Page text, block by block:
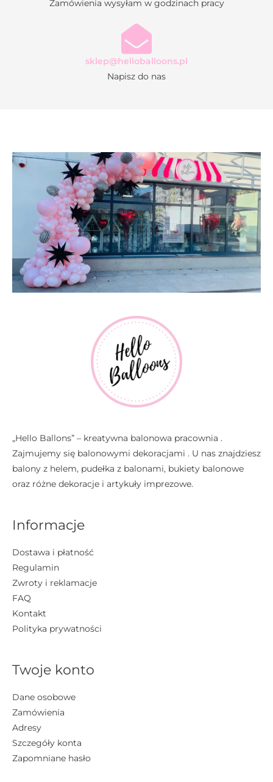
Zamówienia wysyłam w godzinach pracy
sklep@helloballoons.pl
Napisz do nas
„Hello Ballons” – kreatywna balonowa pracownia .
Zajmujemy się balonowymi dekoracjami . U nas znajdziesz
balony z helem, pudełka z balonami, bukiety balonowe
oraz różne dekoracje i artykuły imprezowe.
Informacje
Dostawa i płatność
Regulamin
Zwroty i reklamacje
FAQ
Kontakt
Polityka prywatności
Twoje konto
Dane osobowe
Zamówienia
Adresy
Szczegóły konta
Zapomniane hasło